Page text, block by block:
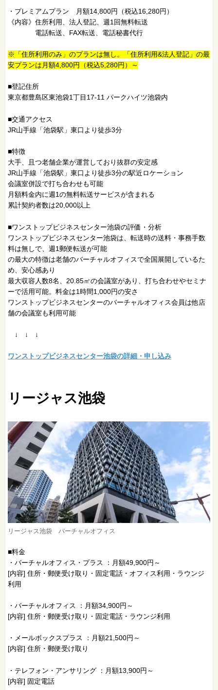
・プレミアムプラン 月額14,800円（税込16,280円）
《内容》住所利用、法人登記、週1回無料転送
電話転送、FAX転送、電話秘書代行
※「住所利用のみ」のプランは無し。「住所利用&法人登記」の最
安プランは月額4,800円（税込5,280円）～
■登記住所
東京都豊島区東池袋1丁目17-11 パークハイツ池袋内
■交通アクセス
JR山手線「池袋駅」東口より徒歩3分
■特徴
大手、且つ老舗企業が運営しており抜群の安定感
JR山手線「池袋駅」東口より徒歩3分の駅近ロケーション
会議室併設で打ち合わせも可能
月額料金内に週1の無料転送サービスが含まれる
累計契約者数は20,000以上
■ワンストップビジネスセンター池袋の評価・分析
ワンストップビジネスセンター池袋は、転送時の送料・事務手数
料は無しで、週1郵便転送が可能
の最大の特徴は老舗のバーチャルオフィスで全国展開しているた
め、安心感あり
最大収容人数8名、20.85㎡の会議室があり、打ち合わせやセミナ
ーで活用可能。料金は1時間1,000円の安さ
ワンストップビジネスセンターのバーチャルオフィス会員は他店
舗の会議室も利用可能
↓ ↓ ↓
ワンストップビジネスセンター池袋の詳細・申し込み
リージャス池袋
リージャス池袋 バーチャルオフィス
■料金
・バーチャルオフィス・プラス ：月額49,900円～
[内容] 住所・郵便受け取り・固定電話・オフィス利用・ラウンジ
利用
・バーチャルオフィス ：月額34,900円～
[内容] 住所・郵便受け取り・固定電話・ラウンジ利用
・メールボックスプラス ：月額21,500円～
[内容] 住所・郵便受け取り
・テレフォン・アンサリング ：月額13,900円～
[内容] 固定電話